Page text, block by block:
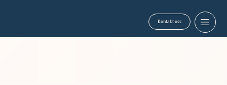
Kontakt oss